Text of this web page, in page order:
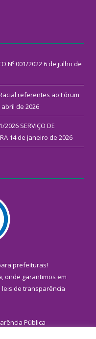
Nº 001/2022 6 de julho de
referentes ao Fórum
abril de 2026
2026 SERVIÇO DE
14 de janeiro de 2026
prefeituras!
onde garantimos em
leis de transparência
Pública